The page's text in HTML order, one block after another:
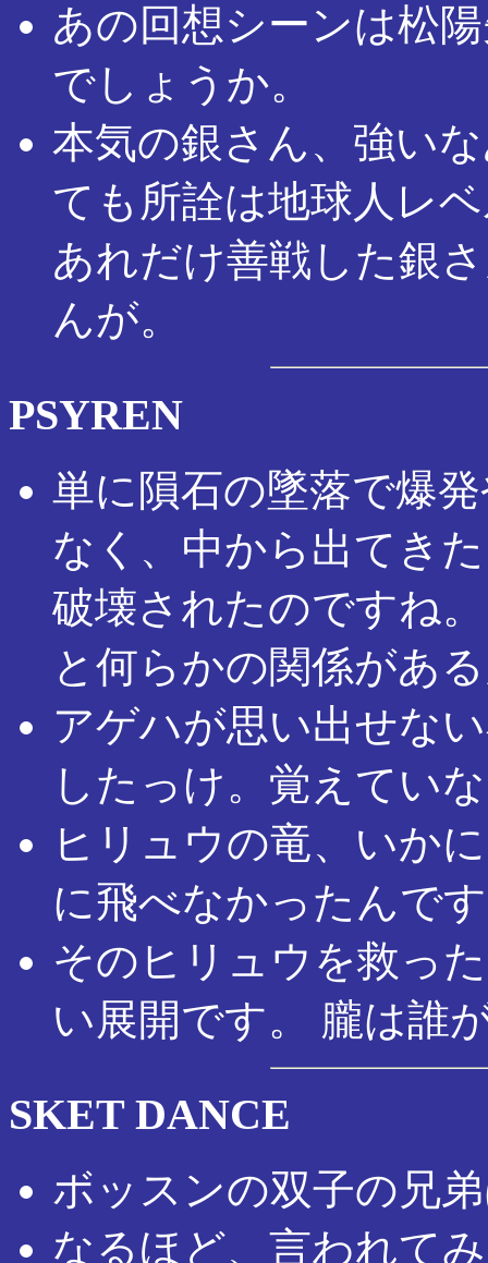
あの回想シーンは松
でしょうか。
本気の銀さん、強い
ても所詮は地球人レ
あれだけ善戦した銀
んが。
PSYREN
単に隕石の墜落で爆
なく、中から出てき
破壊されたのですね
と何らかの関係があ
アゲハが思い出せな
したっけ。覚えてい
ヒリュウの竜、いか
に飛べなかったんで
そのヒリュウを救っ
い展開です。 朧は誰
SKET DANCE
ボッスンの双子の兄
なるほど、言われて